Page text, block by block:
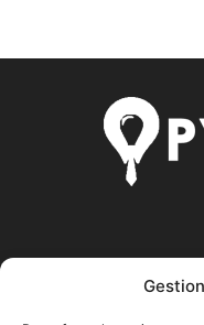
Pyme.es es el